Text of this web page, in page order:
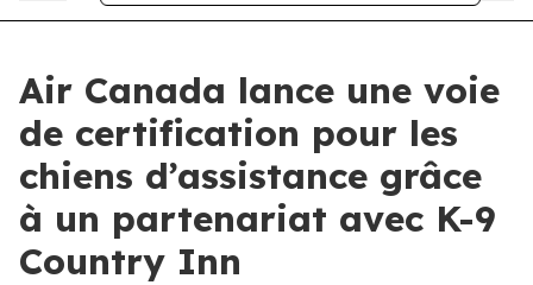
Air Canada lance une voie
de certification pour les
chiens d’assistance grâce
à un partenariat avec K-9
Country Inn